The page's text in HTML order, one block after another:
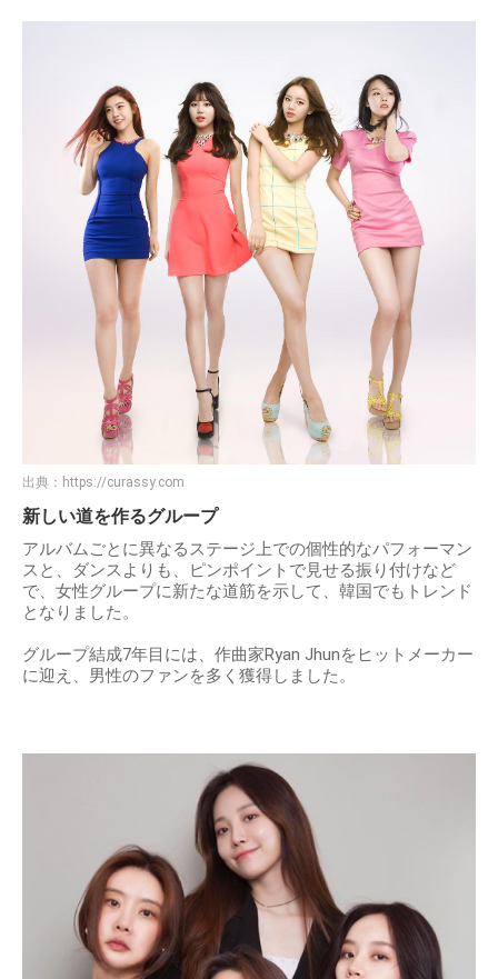
出典： https://curassy.com
新しい道を作るグループ
アルバムごとに異なるステージ上での個性的なパフォーマン
スと、ダンスよりも、ピンポイントで見せる振り付けなど
で、女性グループに新たな道筋を示して、韓国でもトレンド
となりました。
グループ結成7年目には、作曲家Ryan Jhunをヒットメーカー
に迎え、男性のファンを多く獲得しました。